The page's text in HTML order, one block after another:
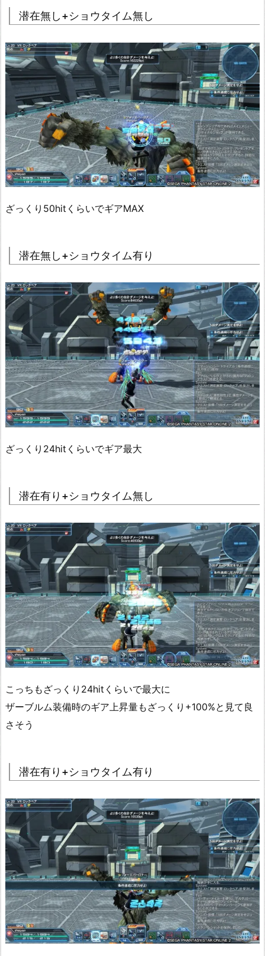
潜在無し+ショウタイム無し
ざっくり50hitくらいでギアMAX
潜在無し+ショウタイム有り
ざっくり24hitくらいでギア最大
潜在有り+ショウタイム無し
こっちもざっくり24hitくらいで最大に
ザーブルム装備時のギア上昇量もざっくり+100%と見て良
さそう
潜在有り+ショウタイム有り